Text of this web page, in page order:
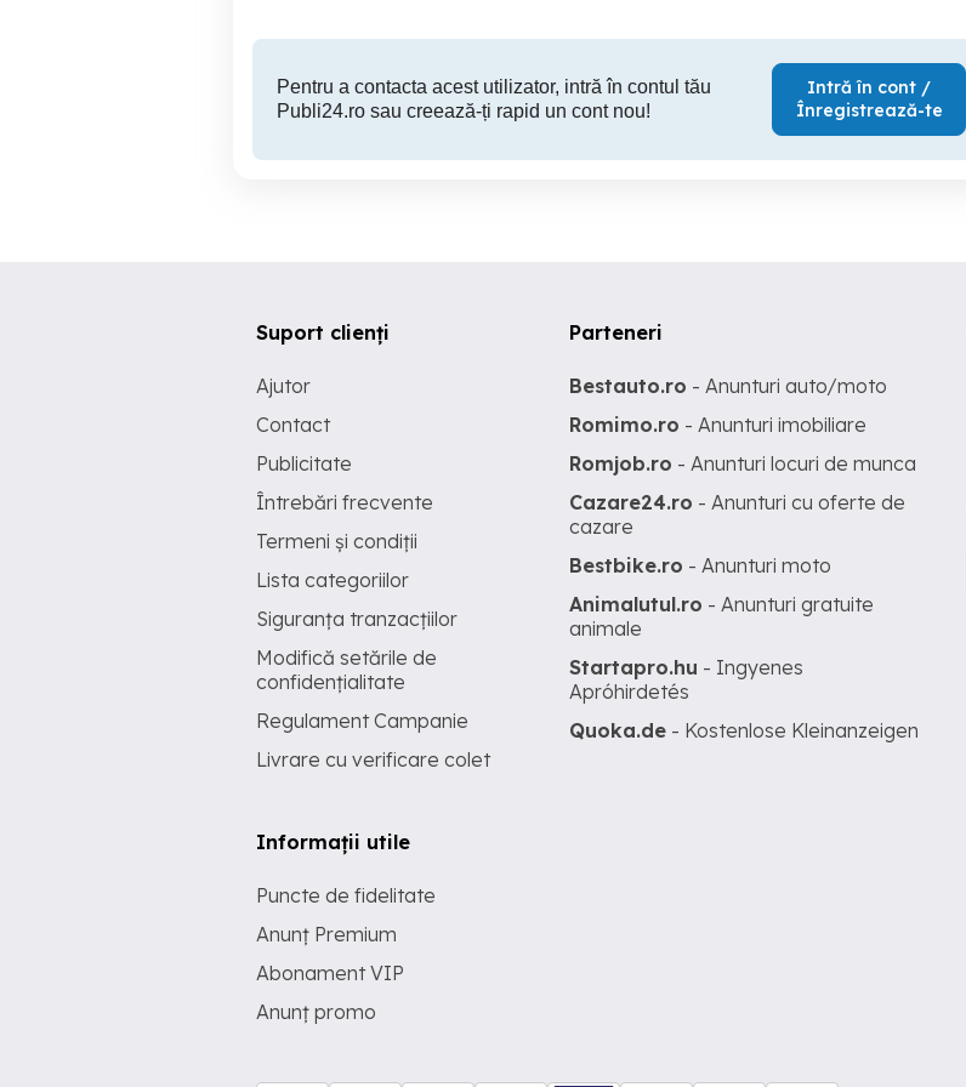
Pentru a contacta acest utilizator, intră în contul tău
Publi24.ro sau creează-ți rapid un cont nou!
Intră în cont /
Înregistrează-te
Suport clienți
Ajutor
Contact
Publicitate
Întrebări frecvente
Termeni și condiții
Lista categoriilor
Siguranța tranzacțiilor
Modifică setările de
confidențialitate
Regulament Campanie
Livrare cu verificare colet
Informații utile
Puncte de fidelitate
Anunț Premium
Abonament VIP
Anunț promo
Parteneri
Bestauto.ro - Anunturi auto/moto
Romimo.ro - Anunturi imobiliare
Romjob.ro - Anunturi locuri de munca
Cazare24.ro - Anunturi cu oferte de
cazare
Bestbike.ro - Anunturi moto
Animalutul.ro - Anunturi gratuite
animale
Startapro.hu - Ingyenes
Apróhirdetés
Quoka.de - Kostenlose Kleinanzeigen